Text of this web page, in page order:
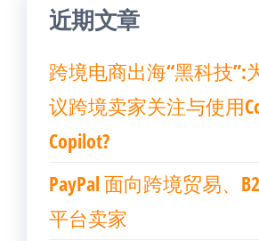
近期文章
跨境电商出海“黑科技”:
议跨境卖家关注与使用
Copilot?
PayPal 面向跨境贸易、
平台卖家